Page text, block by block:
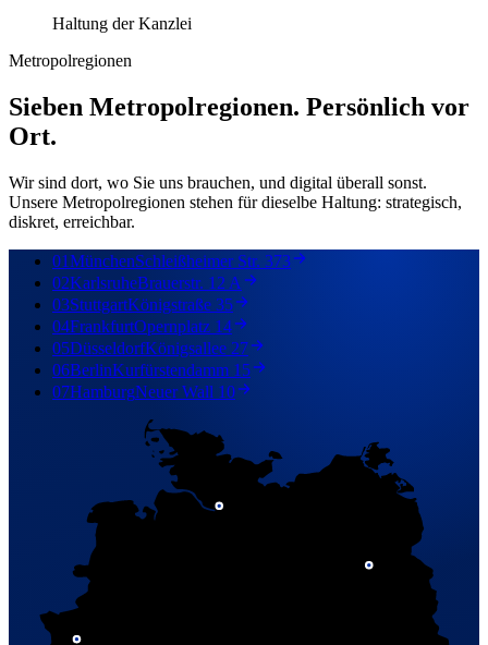
Haltung der Kanzlei
Metropolregionen
Sieben Metropolregionen. Persönlich vor
Ort.
Wir sind dort, wo Sie uns brauchen, und digital überall sonst.
Unsere Metropolregionen stehen für dieselbe Haltung: strategisch,
diskret, erreichbar.
01MünchenSchleißheimer Str. 373
02KarlsruheBrauerstr. 12 A
03StuttgartKönigstraße 35
04FrankfurtOpernplatz 14
05DüsseldorfKönigsallee 27
06BerlinKurfürstendamm 15
07HamburgNeuer Wall 10